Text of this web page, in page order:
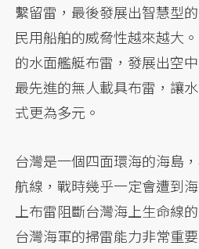
繫留雷，最後發展出智慧型
民用船舶的威脅性越來越大
的水面艦艇布雷，發展出空
最先進的無人載具布雷，讓
式更為多元。
台灣是一個四面環海的海島
航線，戰時幾乎一定會遭到
上布雷阻斷台灣海上生命線
台灣海軍的掃雷能力非常重要